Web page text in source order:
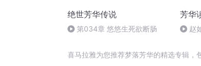
绝世芳华传说
第034章 悠悠生死欲断肠
芳华
赵
喜马拉雅为您推荐梦落芳华的精选专辑，